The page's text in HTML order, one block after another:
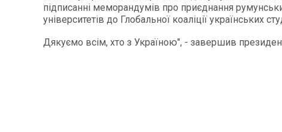
підписанні меморандумів про приєднання
університетів до Глобальної коаліції українських
Дякуємо всім, хто з Україною", - завершив